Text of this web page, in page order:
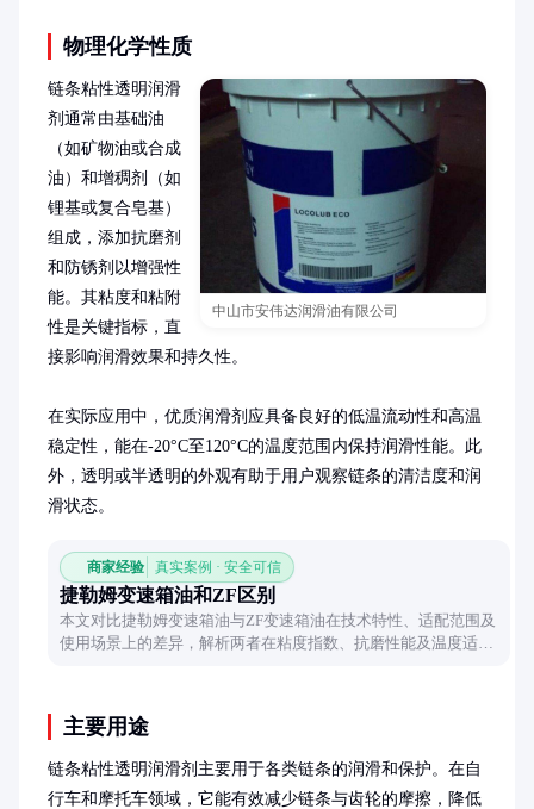
物理化学性质
中山市安伟达润滑油有限公司
链条粘性透明润滑
剂通常由基础油
（如矿物油或合成
油）和增稠剂（如
锂基或复合皂基）
组成，添加抗磨剂
和防锈剂以增强性
能。其粘度和粘附
性是关键指标，直
接影响润滑效果和持久性。
在实际应用中，优质润滑剂应具备良好的低温流动性和高温
稳定性，能在-20°C至120°C的温度范围内保持润滑性能。此
外，透明或半透明的外观有助于用户观察链条的清洁度和润
滑状态。
商家经验 真实案例 · 安全可信
捷勒姆变速箱油和ZF区别
本文对比捷勒姆变速箱油与ZF变速箱油在技术特性、适配范围及
使用场景上的差异，解析两者在粘度指数、抗磨性能及温度适应
主要用途
链条粘性透明润滑剂主要用于各类链条的润滑和保护。在自
行车和摩托车领域，它能有效减少链条与齿轮的摩擦，降低